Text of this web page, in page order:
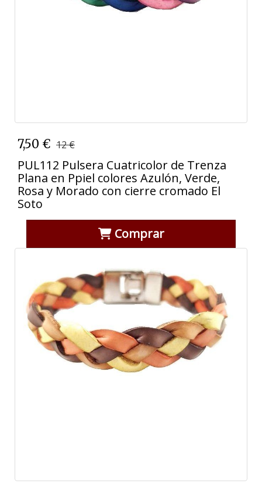
7,50 € 12 €
PUL112 Pulsera Cuatricolor de Trenza
Plana en Ppiel colores Azulón, Verde,
Rosa y Morado con cierre cromado El
Soto
Comprar